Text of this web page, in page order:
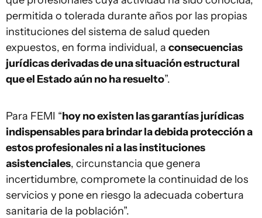
permitida o tolerada durante años por las propias
instituciones del sistema de salud queden
expuestos, en forma individual, a consecuencias
jurídicas derivadas de una situación estructural
que el Estado aún no ha resuelto”.
Para FEMI “hoy no existen las garantías jurídicas
indispensables para brindar la debida protección a
estos profesionales ni a las instituciones
asistenciales, circunstancia que genera
incertidumbre, compromete la continuidad de los
servicios y pone en riesgo la adecuada cobertura
sanitaria de la población”.